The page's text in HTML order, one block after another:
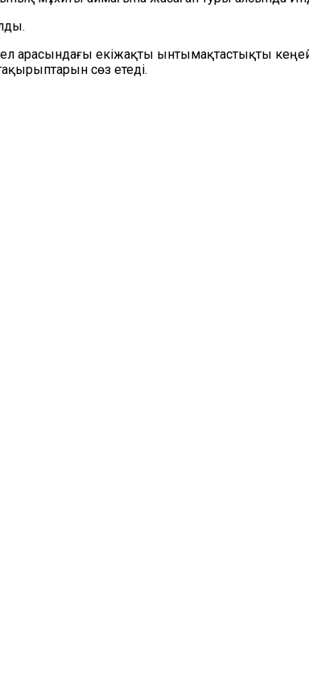
арасындағы екіжақты ынтымақтастықты
сөз етеді.